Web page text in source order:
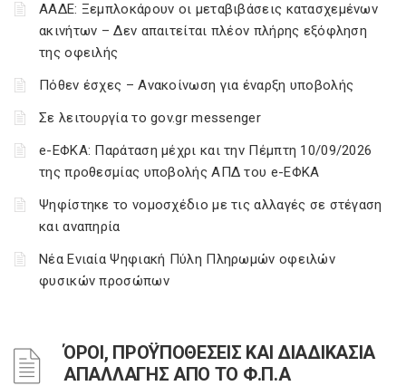
ΑΑΔΕ: Ξεμπλοκάρουν οι μεταβιβάσεις κατασχεμένων
ακινήτων – Δεν απαιτείται πλέον πλήρης εξόφληση
της οφειλής
Πόθεν έσχες – Ανακοίνωση για έναρξη υποβολής
Σε λειτουργία το gov.gr messenger
e-ΕΦΚΑ: Παράταση μέχρι και την Πέμπτη 10/09/2026
της προθεσμίας υποβολής ΑΠΔ του e-ΕΦΚΑ
Ψηφίστηκε το νομοσχέδιο με τις αλλαγές σε στέγαση
και αναπηρία
Νέα Ενιαία Ψηφιακή Πύλη Πληρωμών οφειλών
φυσικών προσώπων
ΌΡΟΙ, ΠΡΟΫΠΟΘΕΣΕΙΣ ΚΑΙ ΔΙΑΔΙΚΑΣΙΑ
ΑΠΑΛΛΑΓΗΣ ΑΠΟ ΤΟ Φ.Π.Α